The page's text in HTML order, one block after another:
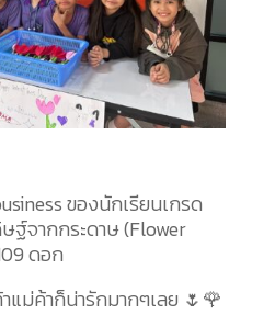
ของนักเรียนเกรด
ฐ์จากกระดาษ (Flower
ดอก
ม่ค้าก็น่ารักมากๆเลย 🌷🌹